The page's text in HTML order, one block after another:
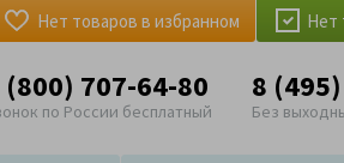
Нет
Нет товаров в избранном
(800) 707-64-80
по России бесплатный
8
Без